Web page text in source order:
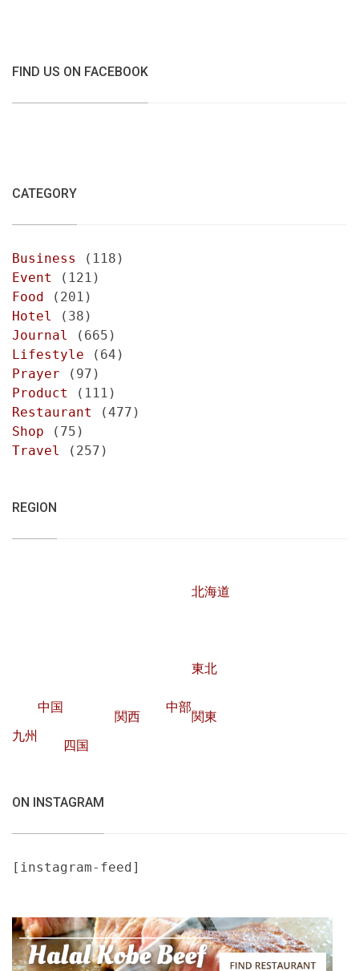
FIND US ON FACEBOOK
CATEGORY
Business
(118)
Event
(121)
Food (201)
Hotel
(38)
Journal
(665)
Lifestyle (64)
Prayer (97)
Product
(111)
Restaurant
(477)
Shop (75)
Travel
(257)
REGION
北海道
東北
中部
中国
関西
関東
九州
四国
ON INSTAGRAM
[instagram-feed]